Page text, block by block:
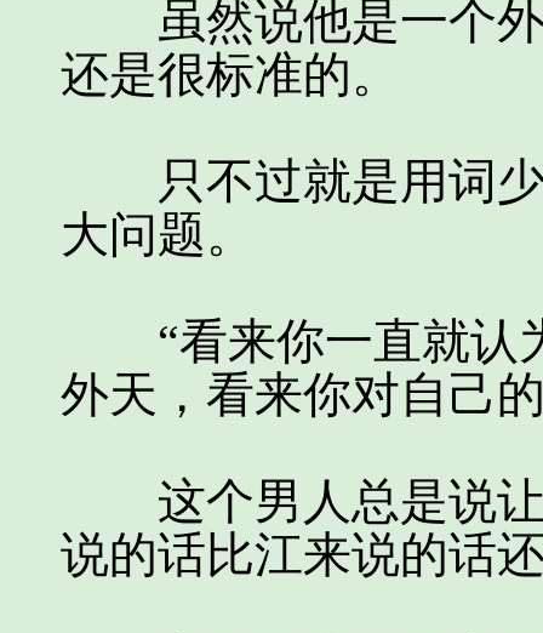
虽然说他是一个外
还是很标准的。
只不过就是用词少
大问题。
“看来你一直就认
外天，看来你对自己
这个男人总是说让
说的话比江来说的话